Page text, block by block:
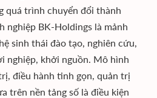
quá trình chuyển đổi thành
nghiệp BK-Holdings là mảnh
sinh thái đào tạo, nghiên cứu,
nghiệp, khởi nguồn. Mô hình
điều hành tinh gọn, quản trị
trên nền tảng số là điều kiện